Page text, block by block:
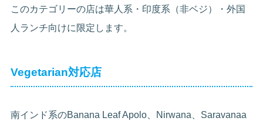
このカテゴリーの店は華人系・印度系（非ベジ）・外国
人ランチ向けに限定します。
Vegetarian対応店
南インド系のBanana Leaf Apolo、Nirwana、Saravanaa